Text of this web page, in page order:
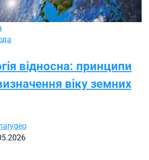
відносна: принципи
віку земних